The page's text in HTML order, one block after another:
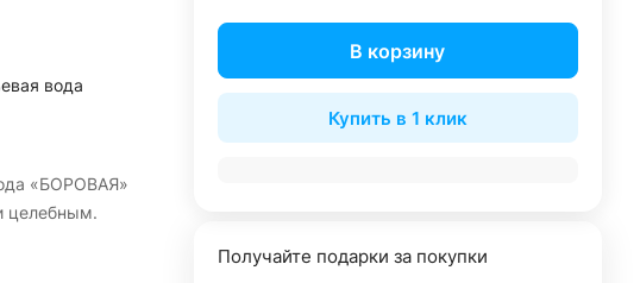
вода
«БОРОВАЯ»
целебным.
В корзину
Купить в 1 клик
Получайте подарки за покупки